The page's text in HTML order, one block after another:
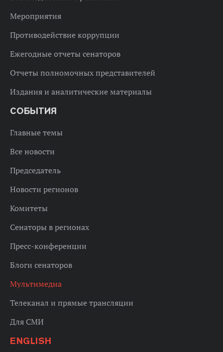
Мероприятия
Противодействие коррупции
Ежегодные отчеты сенаторов
Отчеты полномочных представителей
Издания и аналитические материалы
СОБЫТИЯ
Главные темы
Все новости
Председатель
Новости регионов
Комитеты
Сенаторы в регионах
Пресс-конференции
Блоги сенаторов
Мультимедиа
Телеканал и прямые трансляции
Для СМИ
ENGLISH